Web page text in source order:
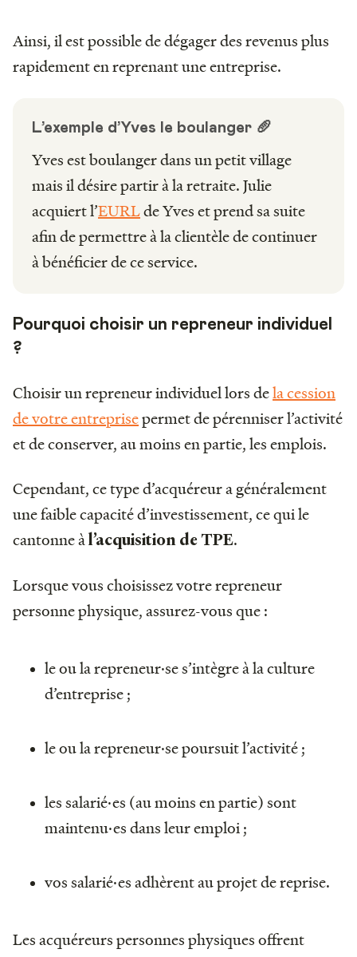
Ainsi, il est possible de dégager des revenus plus
rapidement en reprenant une entreprise.
L’exemple d’Yves le boulanger 🥖
Yves est boulanger dans un petit village
mais il désire partir à la retraite. Julie
acquiert l’EURLde Yves et prend sa suite
afin de permettre à la clientèle de continuer
à bénéficier de ce service.
Pourquoi choisir un repreneur individuel
?
Choisir un repreneur individuel lors dela cession
de votre entreprisepermet de pérenniser l’activité
et de conserver, au moins en partie, les emplois.
Cependant, ce type d’acquéreur a généralement
une faible capacité d’investissement, ce qui le
cantonne àl’acquisition de TPE.
Lorsque vous choisissez votre repreneur
personne physique, assurez-vous que :
le ou la repreneur·se s’intègre à la culture
d’entreprise ;
le ou la repreneur·se poursuit l’activité ;
les salarié·es (au moins en partie) sont
maintenu·es dans leur emploi ;
vos salarié·es adhèrent au projet de reprise.
Les acquéreurs personnes physiques offrent